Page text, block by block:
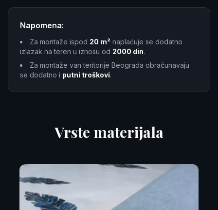
Napomena:
Za montaže ispod 20 m² naplaćuje se dodatno
izlazak na teren u iznosu od 2000 din.
Za montaže van teritorije Beograda obračunavaju
se dodatno i putni troškovi.
Vrste materijala